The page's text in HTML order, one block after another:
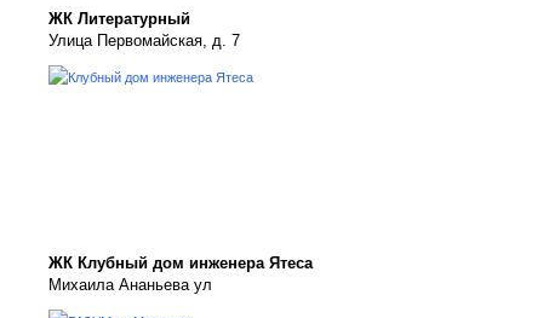
ЖК Литературный
Улица Первомайская, д. 7
ЖК Клубный дом инженера Ятеса
Михаила Ананьева ул